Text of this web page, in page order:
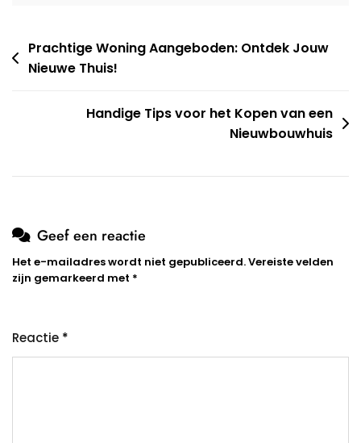
Berichtnavigatie
Prachtige Woning Aangeboden: Ontdek Jouw
Nieuwe Thuis!
Handige Tips voor het Kopen van een
Nieuwbouwhuis
Geef een reactie
Het e-mailadres wordt niet gepubliceerd.Vereiste velden
zijn gemarkeerd met *
Reactie *